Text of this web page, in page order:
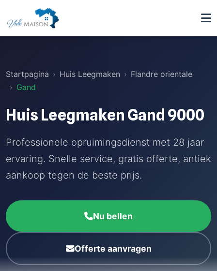
Startpagina Huis Leegmaken
Flandre orientale
Gand
Huis Leegmaken Gand 9000
Professionele opruimingsdienst met 28 jaar
ervaring. Snelle service, gratis offerte, antiek
aankoop tegen de beste prijs.
Nu bellen
Offerte aanvragen